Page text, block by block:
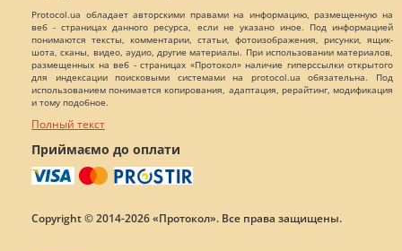
Protocol.ua обладает авторскими правами на информацию, размещенную на
веб - страницах данного ресурса, если не указано иное. Под информацией
понимаются тексты, комментарии, статьи, фотоизображения, рисунки, ящик-
шота, сканы, видео, аудио, другие материалы. При использовании материалов,
размещенных на веб - страницах «Протокол» наличие гиперссылки открытого
для индексации поисковыми системами на protocol.ua обязательна. Под
использованием понимается копирования, адаптация, рерайтинг, модификация
и тому подобное.
Полный текст
Приймаємо до оплати
Copyright © 2014-2026 «Протокол». Все права защищены.